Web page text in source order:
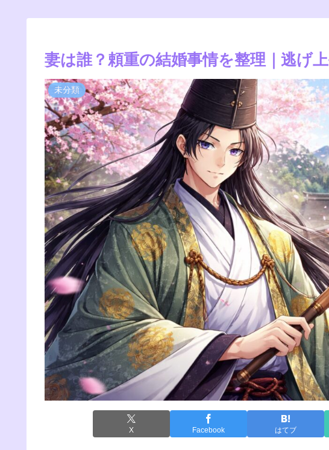
妻は誰？頼重の結婚事情を整理｜逃げ
未分類
X Facebook はてブ